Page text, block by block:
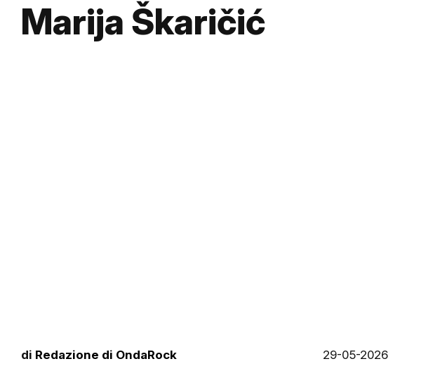
Marija Škaričić
di Redazione di OndaRock 29-05-2026